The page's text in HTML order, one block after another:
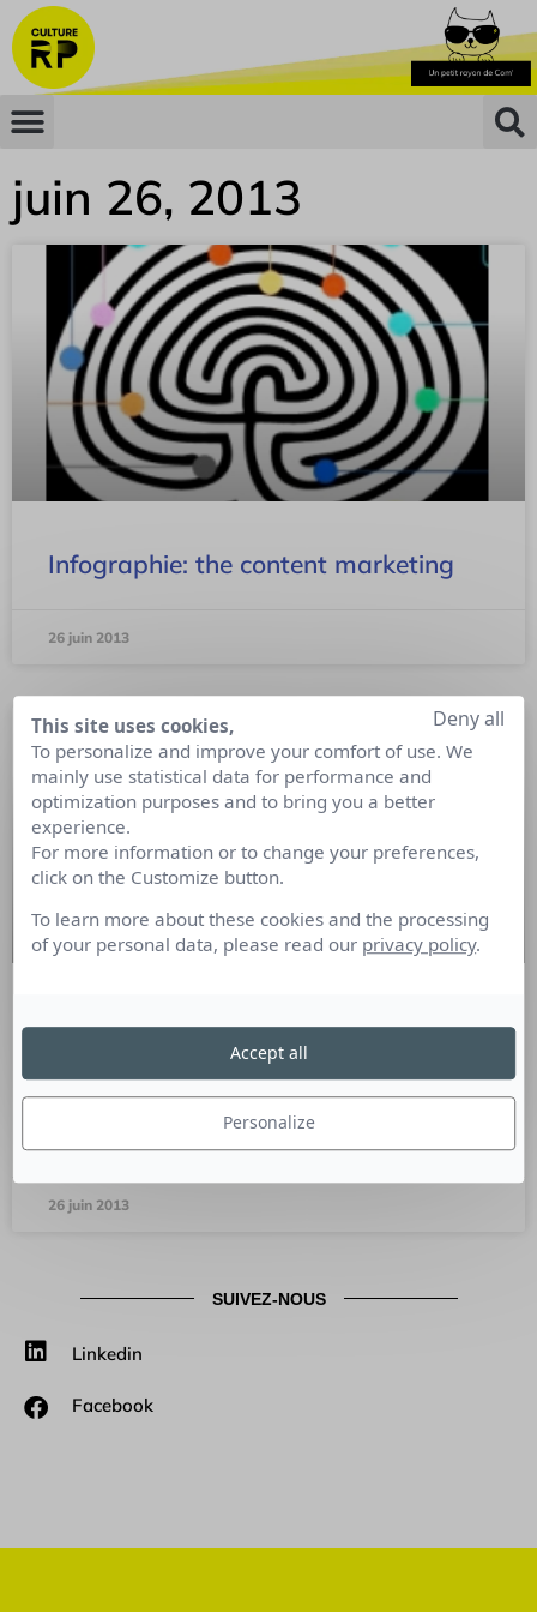
juin 26, 2013
Infographie: the content marketing
26 juin 2013
Forum SYNAP 100% RP à Lille
RP 2.0 : quelles nouvelles frontières pour nos métiers ?
26 juin 2013
SUIVEZ-NOUS
Linkedin
Facebook
This site uses cookies,
To personalize and improve your comfort of use. We
mainly use statistical data for performance and
optimization purposes and to bring you a better
experience.
For more information or to change your preferences,
click on the Customize button.
To learn more about these cookies and the processing
of your personal data, please read our privacy policy.
Personalize
Deny all
Accept all